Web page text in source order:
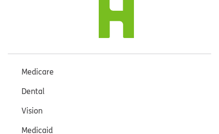
Medicare
Dental
Vision
Medicaid